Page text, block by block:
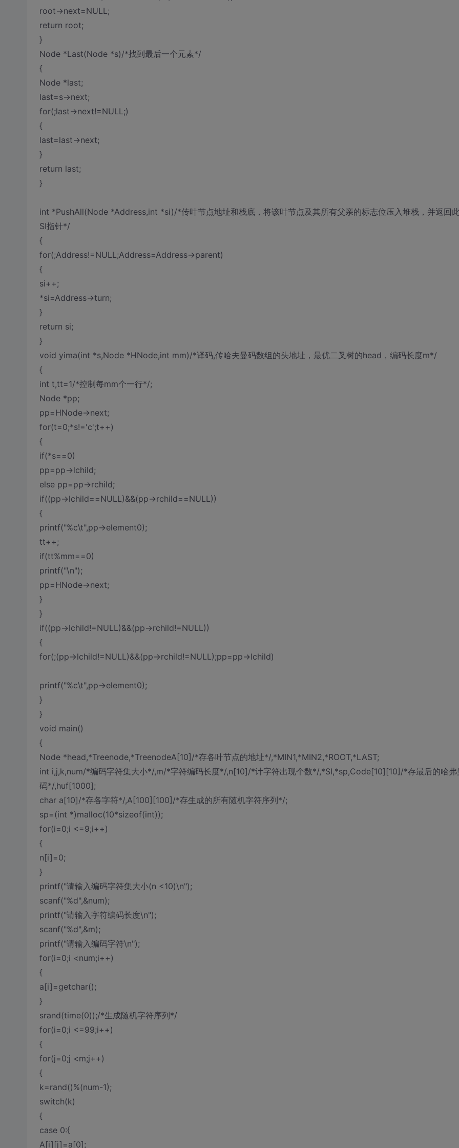
root->next=NULL;
return root;
}
Node *Last(Node *s)/*找到最后一个元素*/
{
Node *last;
last=s->next;
for(;last->next!=NULL;)
{
last=last->next;
}
return last;
}
int *PushAll(Node *Address,int *si)/*传叶节点地址和栈底，将该叶节点及其所有父亲的标志位压入堆栈，并返回
SI指针*/
{
for(;Address!=NULL;Address=Address->parent)
{
si++;
*si=Address->turn;
}
return si;
}
void yima(int *s,Node *HNode,int mm)/*译码,传哈夫曼码数组的头地址，最优二叉树的head，编码长度m*/
{
int t,tt=1/*控制每mm个一行*/;
Node *pp;
pp=HNode->next;
for(t=0;*s!='c';t++)
{
if(*s==0)
pp=pp->lchild;
else pp=pp->rchild;
if((pp->lchild==NULL)&&(pp->rchild==NULL))
{
printf("%c\t",pp->element0);
tt++;
if(tt%mm==0)
printf("\n");
pp=HNode->next;
}
}
if((pp->lchild!=NULL)&&(pp->rchild!=NULL))
{
for(;(pp->lchild!=NULL)&&(pp->rchild!=NULL);pp=pp->lchild)
printf("%c\t",pp->element0);
}
}
void main()
{
Node *head,*Treenode,*TreenodeA[10]/*存各叶节点的地址*/,*MIN1,*MIN2,*ROOT,*LAST;
int i,j,k,num/*编码字符集大小*/,m/*字符编码长度*/,n[10]/*计字符出现个数*/,*SI,*sp,Code[10][10]/*存最后的哈弗
码*/,huf[1000];
char a[10]/*存各字符*/,A[100][100]/*存生成的所有随机字符序列*/;
sp=(int *)malloc(10*sizeof(int));
for(i=0;i <=9;i++)
{
n[i]=0;
}
printf("请输入编码字符集大小(n <10)\n");
scanf("%d",&num);
printf("请输入字符编码长度\n");
scanf("%d",&m);
printf("请输入编码字符\n");
for(i=0;i <num;i++)
{
a[i]=getchar();
}
srand(time(0));/*生成随机字符序列*/
for(i=0;i <=99;i++)
{
for(j=0;j <m;j++)
{
k=rand()%(num-1);
switch(k)
{
case 0:{
A[i][j]=a[0];